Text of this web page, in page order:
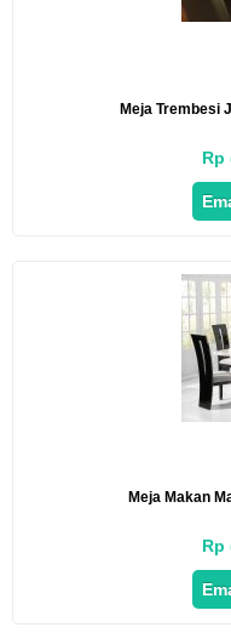
Meja Trembesi
Rp
Meja Makan
Rp